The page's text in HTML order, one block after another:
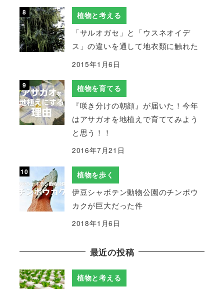
植物と考える
「サルオガセ」と「ウスネオイデ
ス」の違いを通して地衣類に触れた
2015年1月6日
植物を育てる
『咲き分けの朝顔』が届いた！今年
はアサガオを地植えで育ててみよう
と思う！！
2016年7月21日
植物を歩く
伊豆シャボテン動物公園のチンポウ
カクが巨大だった件
2018年1月6日
最近の投稿
植物と考える